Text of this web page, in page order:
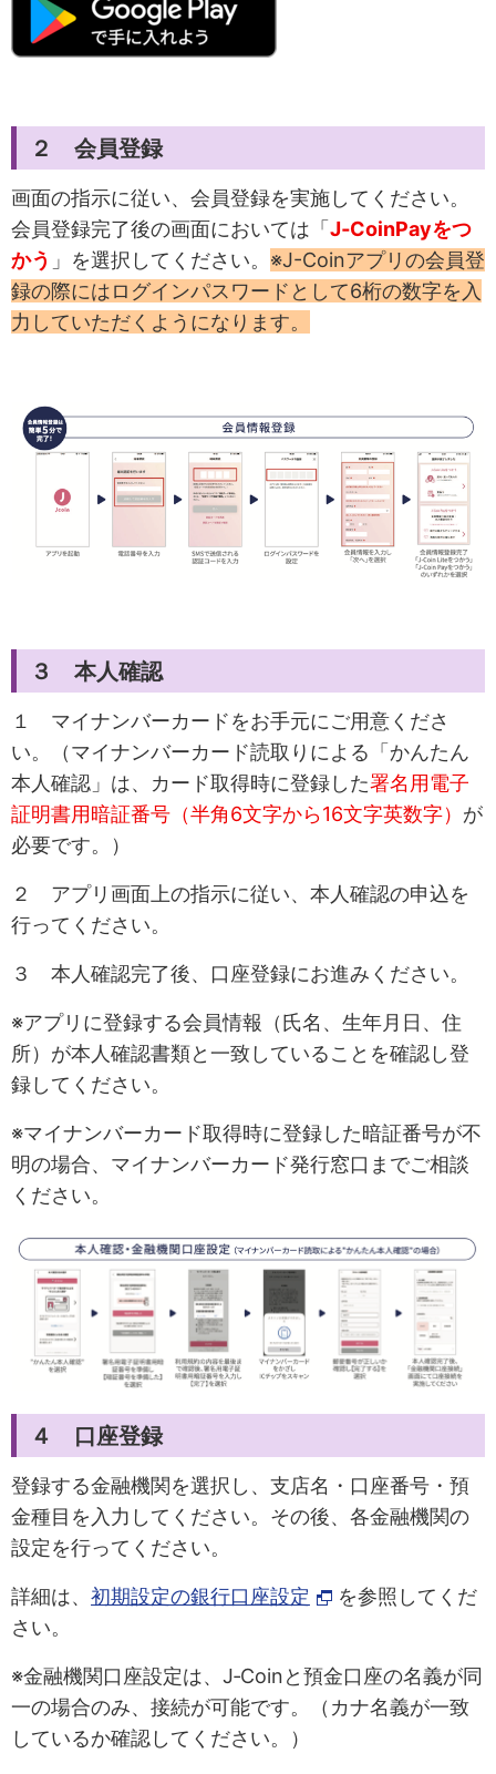
２ 会員登録
画面の指示に従い、会員登録を実施してください。
会員登録完了後の画面においては「J‐CoinPayをつ
かう 」を選択してください。 ※J-Coinアプリの会員登
録の際にはログインパスワードとして6桁の数字を入
力していただくようになります。
３ 本人確認
１ マイナンバーカードをお手元にご用意くださ
い。（マイナンバーカード読取りによる「かんたん
本人確認」は、カード取得時に登録した署名用電子
証明書用暗証番号（半角6文字から16文字英数字） が
必要です。）
２ アプリ画面上の指示に従い、本人確認の申込を
行ってください。
３ 本人確認完了後、口座登録にお進みください。
※アプリに登録する会員情報（氏名、生年月日、住
所）が本人確認書類と一致していることを確認し登
録してください。
※マイナンバーカード取得時に登録した暗証番号が不
明の場合、マイナンバーカード発行窓口までご相談
ください。
４ 口座登録
登録する金融機関を選択し、支店名・口座番号・預
金種目を入力してください。その後、各金融機関の
設定を行ってください。
詳細は、 初期設定の銀行口座設定
を参照してくだ
さい。
※金融機関口座設定は、J‐Coinと預金口座の名義が同
一の場合のみ、接続が可能です。（カナ名義が一致
しているか確認してください。）